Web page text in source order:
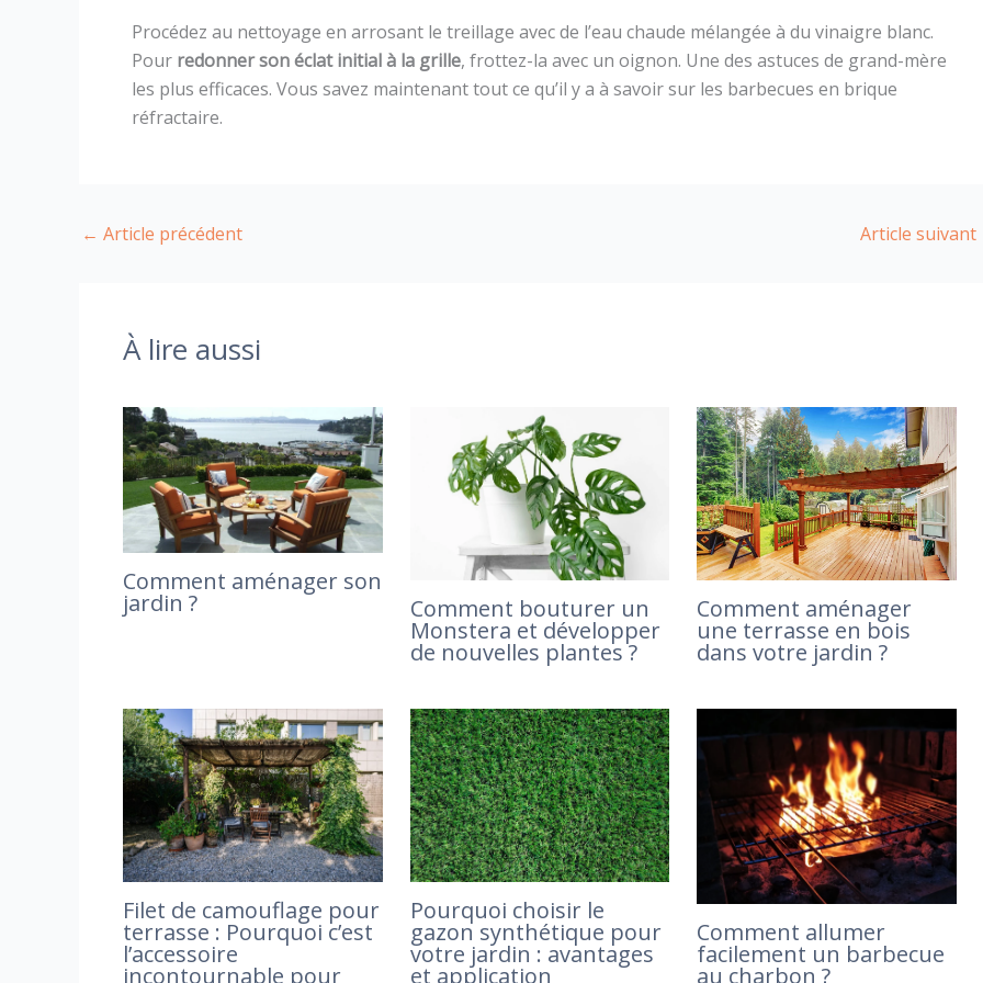
Procédez au nettoyage en arrosant le treillage avec de l’eau chaude mélangée à du vinaigre blanc.
Pour redonner son éclat initial à la grille, frottez-la avec un oignon. Une des astuces de grand-mère
les plus efficaces. Vous savez maintenant tout ce qu’il y a à savoir sur les barbecues en brique
réfractaire.
← Article précédent Article suivant
À lire aussi
Comment aménager son
jardin ? Comment bouturer un
Monstera et développer
de nouvelles plantes ?
Comment aménager
une terrasse en bois
dans votre jardin ?
Filet de camouflage pour
terrasse : Pourquoi c’est
l’accessoire
incontournable pour
Pourquoi choisir le
gazon synthétique pour
votre jardin : avantages
et application
Comment allumer
facilement un barbecue
au charbon ?